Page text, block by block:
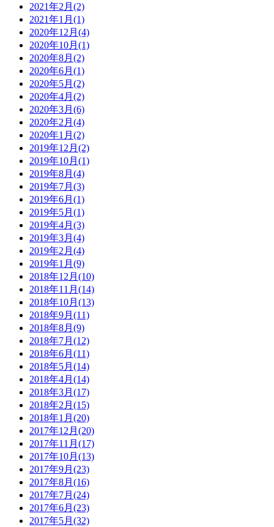
2021年2月(2)
2021年1月(1)
2020年12月(4)
2020年10月(1)
2020年8月(2)
2020年6月(1)
2020年5月(2)
2020年4月(2)
2020年3月(6)
2020年2月(4)
2020年1月(2)
2019年12月(2)
2019年10月(1)
2019年8月(4)
2019年7月(3)
2019年6月(1)
2019年5月(1)
2019年4月(3)
2019年3月(4)
2019年2月(4)
2019年1月(9)
2018年12月(10)
2018年11月(14)
2018年10月(13)
2018年9月(11)
2018年8月(9)
2018年7月(12)
2018年6月(11)
2018年5月(14)
2018年4月(14)
2018年3月(17)
2018年2月(15)
2018年1月(20)
2017年12月(20)
2017年11月(17)
2017年10月(13)
2017年9月(23)
2017年8月(16)
2017年7月(24)
2017年6月(23)
2017年5月(32)